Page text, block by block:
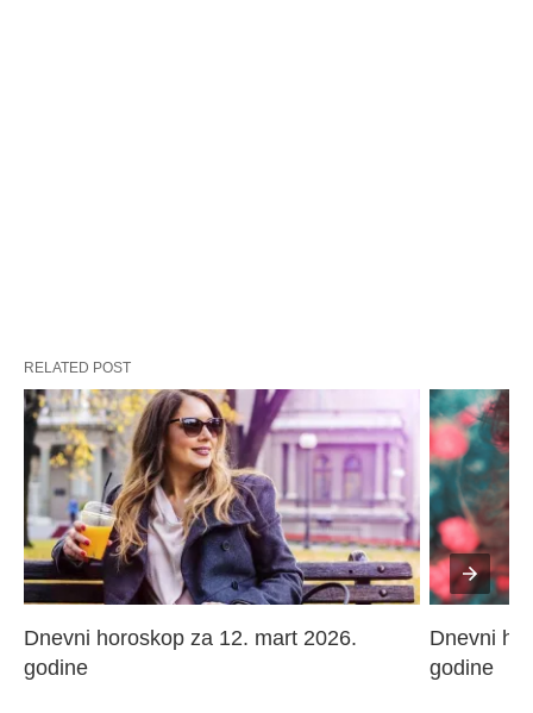
RELATED POST
Dnevni horoskop za 12. mart 2026.
godine
Dnevni
godine